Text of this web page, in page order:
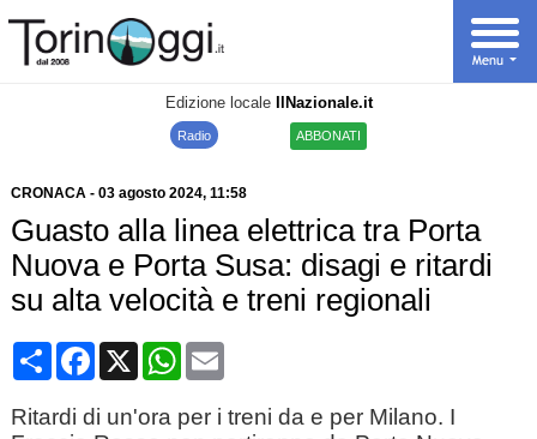
Edizione locale IlNazionale.it
Radio ABBONATI
CRONACA- 03 agosto 2024, 11:58
Guasto alla linea elettrica tra Porta
Nuova e Porta Susa: disagi e ritardi
su alta velocità e treni regionali
CondividiFacebook
X WhatsApp
Email
Ritardi di un'ora per i treni da e per Milano. I